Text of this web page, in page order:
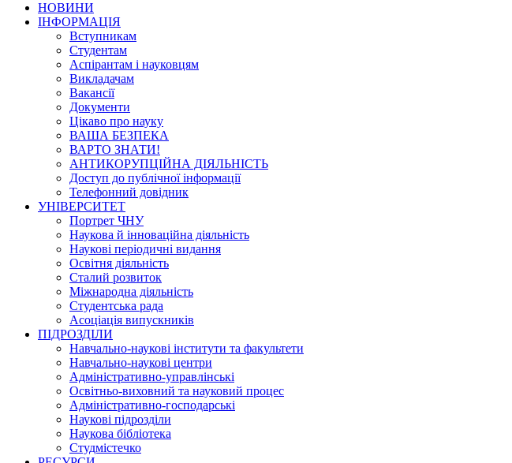
НОВИНИ
ІНФОРМАЦІЯ
Вступникам
Студентам
Аспірантам і науковцям
Викладачам
Вакансії
Документи
Цікаво про науку
ВАША БЕЗПЕКА
ВАРТО ЗНАТИ!
АНТИКОРУПЦІЙНА ДІЯЛЬНІСТЬ
Доступ до публічної інформації
Телефонний довідник
УНІВЕРСИТЕТ
Портрет ЧНУ
Наукова й інноваційна діяльність
Наукові періодичні видання
Освітня діяльність
Сталий розвиток
Міжнародна діяльність
Студентська рада
Асоціація випускників
ПІДРОЗДІЛИ
Навчально-наукові інститути та факультети
Навчально-наукові центри
Адміністративно-управлінські
Освітньо-виховний та науковий процес
Адміністративно-господарські
Наукові підрозділи
Наукова бібліотека
Студмістечко